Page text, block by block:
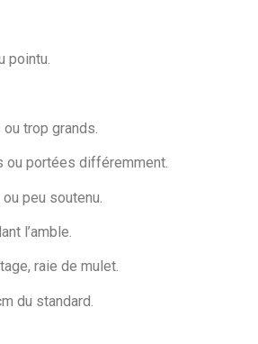
pointu.
trop grands.
ou portées différemment.
peu soutenu.
l’amble.
raie de mulet.
du standard.